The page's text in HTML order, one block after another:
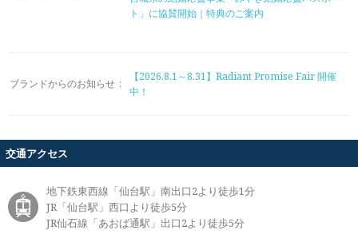
ト」に協賛開始｜特典のご案内
ブランドからのお知らせ :
【2026.8.1～8.31】Radiant Promise Fair 開催
中！
交通アクセス
地下鉄東西線「仙台駅」南出口2より徒歩1分
JR「仙台駅」西口より徒歩5分
JR仙石線「あおば通駅」出口2より徒歩5分